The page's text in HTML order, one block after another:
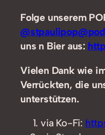
Folge unserem
uns n Bier aus:
Vielen Dank wie
Verrückten, die
unterstützen.
via Ko-Fi: